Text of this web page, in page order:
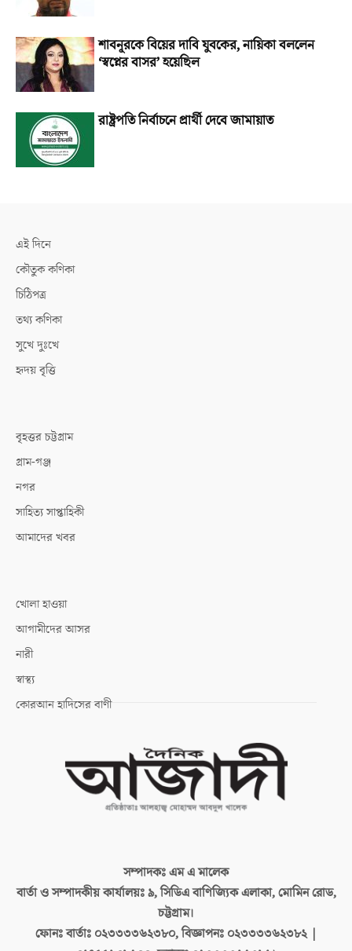
শাবনূরকে বিয়ের দাবি যুবকের, নায়িকা বললেন
‘স্বপ্নের বাসর’ হয়েছিল
রাষ্ট্রপতি নির্বাচনে প্রার্থী দেবে জামায়াত
এই দিনে
কৌতুক কণিকা
চিঠিপত্র
তথ্য কণিকা
সুখে দুঃখে
হৃদয় বৃত্তি
বৃহত্তর চট্টগ্রাম
গ্রাম-গঞ্জ
নগর
সাহিত্য সাপ্তাহিকী
আমাদের খবর
খোলা হাওয়া
আগামীদের আসর
নারী
স্বাস্থ্য
কোরআন হাদিসের বাণী
সম্পাদকঃএম এ মালেক
বার্তা ও সম্পাদকীয় কার্যালয়ঃ৯, সিডিএ বাণিজ্যিক এলাকা, মোমিন রোড,
চট্টগ্রাম।
ফোনঃ বার্তাঃ ০২৩৩৩৩৬২৩৮০, বিজ্ঞাপনঃ ০২৩৩৩৩৬২৩৮২ |